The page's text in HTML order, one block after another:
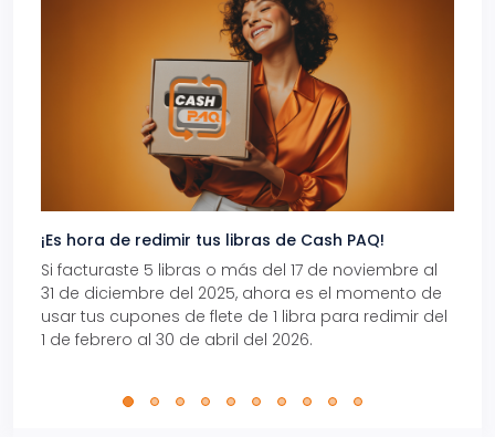
¡Es hora de redimir tus libras de Cash PAQ!
Si facturaste 5 libras o más del 17 de noviembre al
31 de diciembre del 2025, ahora es el momento de
usar tus cupones de flete de 1 libra para redimir del
1 de febrero al 30 de abril del 2026.